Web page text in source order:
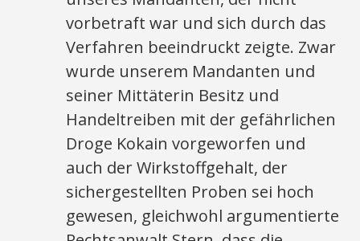
vorbetraft war und sich durch das
Verfahren beeindruckt zeigte. Zwar
wurde unserem Mandanten und
seiner Mittäterin Besitz und
Handeltreiben mit der gefährlichen
Droge Kokain vorgeworfen und
auch der Wirkstoffgehalt, der
sichergestellten Proben sei hoch
gewesen, gleichwohl argumentierte